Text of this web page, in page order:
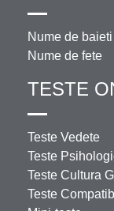
Nume de baieti
Nume de fete
TESTE
Teste Vedete
Teste
Teste Cultura
Teste